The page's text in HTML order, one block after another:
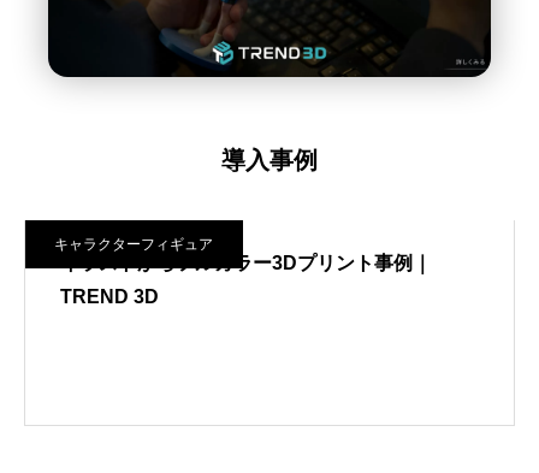
導入事例
キャラクターフィギュア
イラストからフルカラー3Dプリント事例｜
TREND 3D